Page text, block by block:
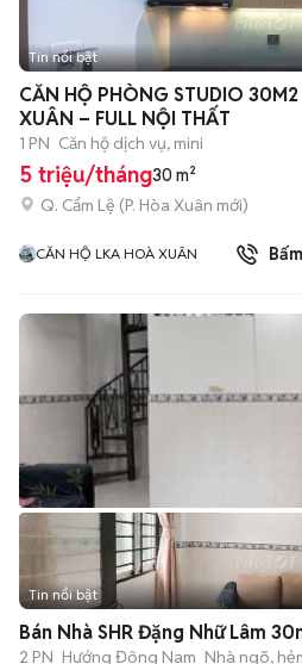
Tin nổi bật
CĂN HỘ PHÒNG STUDIO
XUÂN – FULL NỘI THẤT
1 PN Căn hộ dịch vụ, mini
5 triệu/tháng30 m²
Q. Cẩm Lệ (P. Hòa Xuân mới)
CĂN HỘ LKA HOÀ XUÂN
Tin nổi bật
Bán Nhà SHR Đặng Nhữ Lâm
2 PN Hướng Đông Nam Nhà ngõ,